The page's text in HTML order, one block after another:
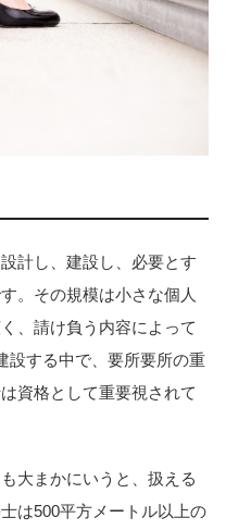
計し、建設し、必要とす
。その規模は小さな個人
、請け負う内容によって
設する中で、要所要所の重
資格として重要視されて
大まかにいうと、扱える
は500平方メートル以上の